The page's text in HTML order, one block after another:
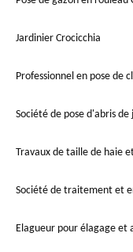
Jardinier Crocicchia
Professionnel en pose de
Société de pose d'abris
Travaux de taille de haie
Société de traitement et
Elagueur pour élagage et